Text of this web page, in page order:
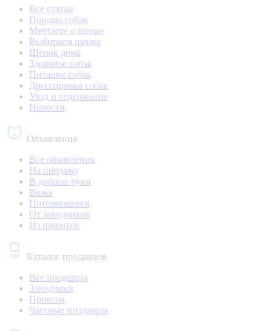
Все статьи
Породы собак
Мечтаете о щенке
Выбираем щенка
Щенок дома
Здоровье собак
Питание собак
Дрессировка собак
Уход и содержание
Новости
Объявления
Все объявления
На продажу
В добрые руки
Вязка
Потерявшиеся
От заводчиков
Из приютов
Каталог продавцов
Все продавцы
Заводчики
Приюты
Частные продавцы